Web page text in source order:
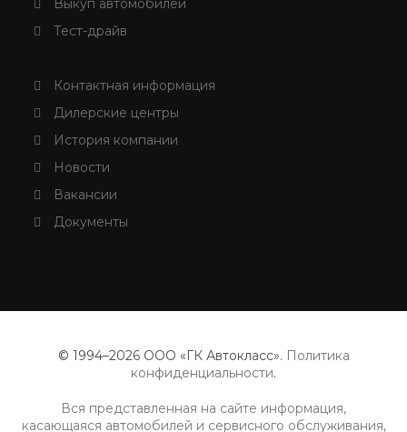
Тест-драйв
Контактная информация
Дилерские центры
История компании
Новости
Вакансии
Документы
© 1994–2026 ООО «ГК Автокласс». Политика
конфиденциальности.
Вся представленная на сайте информация,
касающаяся автомобилей и сервисного обслуживания,